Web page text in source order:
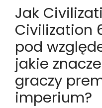
Jak
Civilization
pod
jakie
graczy
imperium?